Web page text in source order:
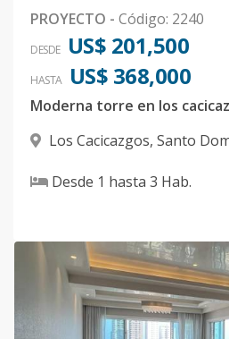
PROYECTO - Código: 2240
DESDE US$ 201,500
HASTA US$ 368,000
Moderna torre en los
Los Cacicazgos, Santo
Desde 1 hasta 3 Hab.